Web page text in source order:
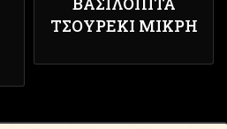
ΤΣΟΥΡΈΚΙ ΜΙΚΡΉ